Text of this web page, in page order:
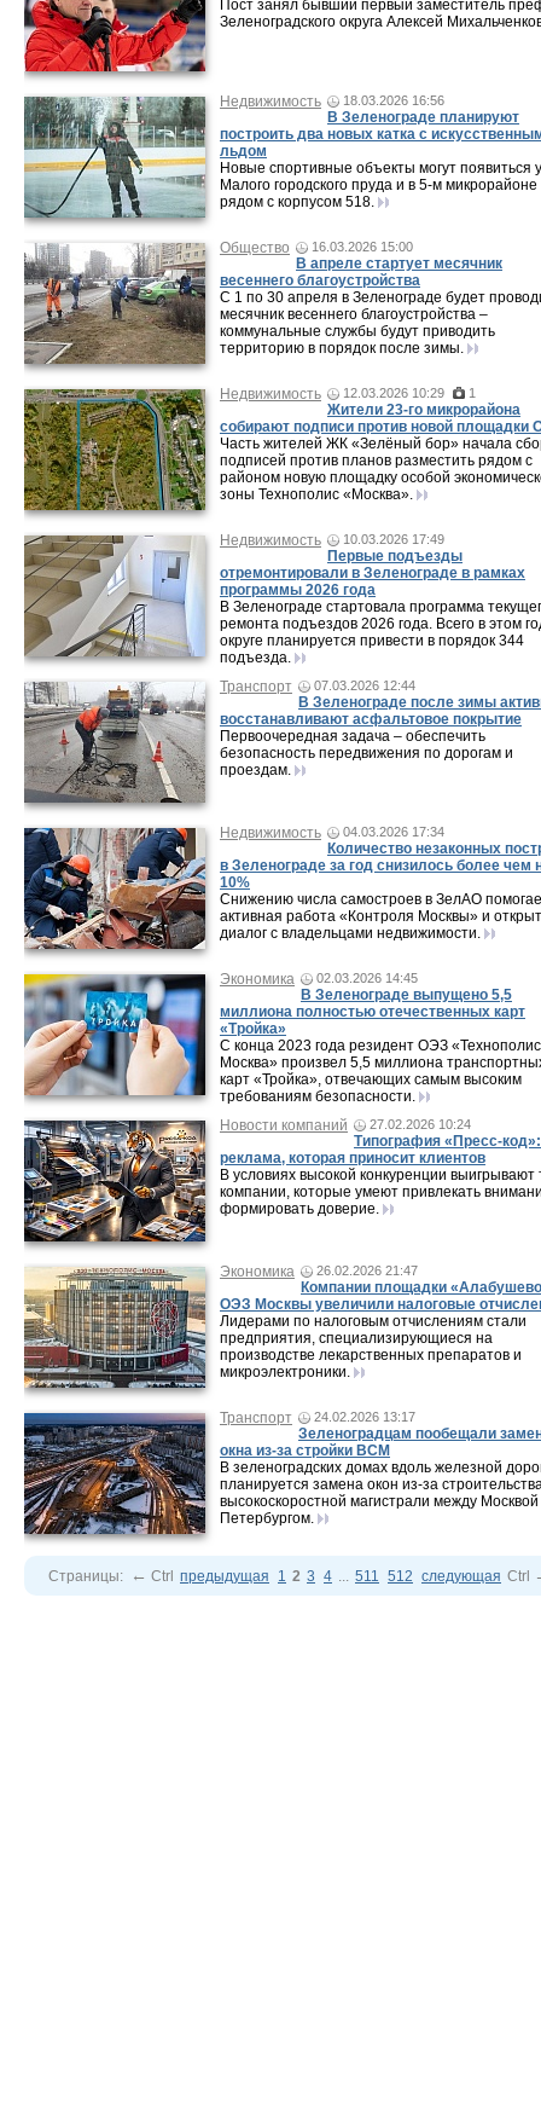
Пост занял бывший первый заместитель
Зеленоградского округа Алексей
Недвижимость 18.03.2026 16:56
В Зеленограде планируют
построить два новых катка с
льдом
Новые спортивные объекты могут появиться у
Малого городского пруда и в 5-м
рядом с корпусом 518.
Общество 16.03.2026 15:00
В апреле стартует месячник
весеннего благоустройства
С 1 по 30 апреля в Зеленограде будет
месячник весеннего благоустройства –
коммунальные службы будут приводить
территорию в порядок после зимы.
Недвижимость 12.03.2026 10:29 1
Жители 23-го микрорайона
собирают подписи против новой площадки
Часть жителей ЖК «Зелёный бор» начала
подписей против планов разместить рядом с
районом новую площадку особой
зоны Технополис «Москва».
Недвижимость 10.03.2026 17:49
Первые подъезды
отремонтировали в Зеленограде в рамках
программы 2026 года
В Зеленограде стартовала программа
ремонта подъездов 2026 года. Всего в этом
округе планируется привести в порядок 344
подъезда.
Транспорт
07.03.2026 12:44
В Зеленограде после зимы
восстанавливают асфальтовое покрытие
Первоочередная задача – обеспечить
безопасность передвижения по дорогам и
проездам.
Недвижимость 04.03.2026 17:34
Количество незаконных
в Зеленограде за год снизилось более чем
10%
Снижению числа самостроев в ЗелАО
активная работа «Контроля Москвы» и
диалог с владельцами недвижимости.
Экономика 02.03.2026 14:45
В Зеленограде выпущено 5,5
миллиона полностью отечественных карт
«Тройка»
C конца 2023 года резидент ОЭЗ «Технополис
Москва» произвел 5,5 миллиона
карт «Тройка», отвечающих самым высоким
требованиям безопасности.
Новости компаний
27.02.2026 10:24
Типография «Пресс-код»:
реклама, которая приносит клиентов
В условиях высокой конкуренции выигрывают
компании, которые умеют привлекать
формировать доверие.
Экономика 26.02.2026 21:47
Компании площадки
ОЭЗ Москвы увеличили налоговые
Лидерами по налоговым отчислениям стали
предприятия, специализирующиеся на
производстве лекарственных препаратов и
микроэлектроники.
Транспорт 24.02.2026 13:17
Зеленоградцам пообещали
окна из-за стройки ВСМ
В зеленоградских домах вдоль железной
планируется замена окон из-за
высокоскоростной магистрали между
Петербургом.
Страницы: ← Ctrl предыдущая 1 2 3 4 ... 511 512 следующая Ctrl